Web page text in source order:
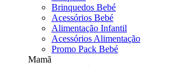
Brinquedos Bebé
Acessórios Bebé
Alimentação Infantil
Acessórios Alimentação
Promo Pack Bebé
Mamã